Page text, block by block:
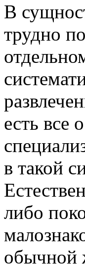
В
трудно
есть все
в такой
либо
обычной